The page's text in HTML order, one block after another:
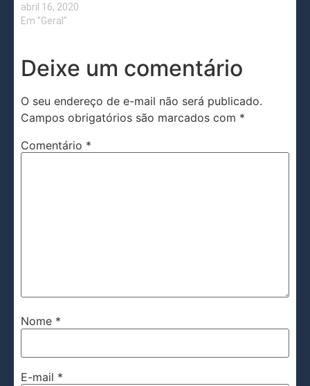
abril 16, 2020
Em "Geral"
Deixe um comentário
O seu endereço de e-mail não será publicado.
Campos obrigatórios são marcados com *
Comentário *
Nome *
E-mail *